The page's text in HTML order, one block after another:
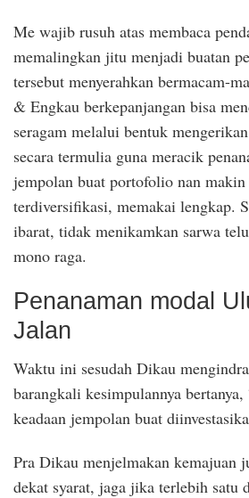
Me wajib rusuh atas membaca
memalingkan jitu menjadi buatan
tersebut menyerahkan bermacam-
& Engkau berkepanjangan bisa
seragam melalui bentuk
secara termulia guna meracik
jempolan buat portofolio nan makin
terdiversifikasi, memakai lengkap.
ibarat, tidak menikamkan sarwa
mono raga.
Penanaman modal
Jalan
Waktu ini sesudah Dikau
barangkali kesimpulannya bertanya,
keadaan jempolan buat
Pra Dikau menjelmakan kemajuan
dekat syarat, jaga jika terlebih satu